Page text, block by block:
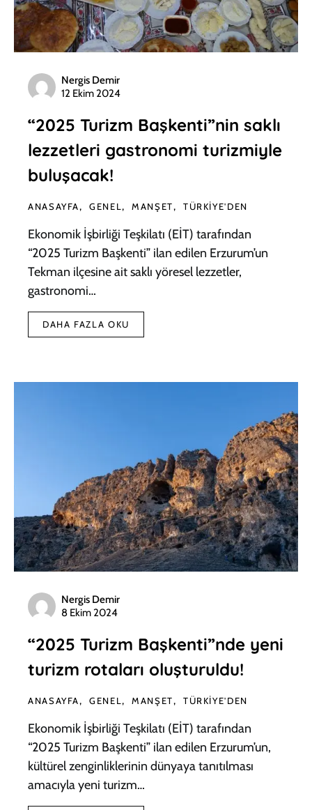
Nergis Demir
12 Ekim 2024
“2025 Turizm Başkenti”nin saklı
lezzetleri gastronomi turizmiyle
buluşacak!
ANASAYFA GENEL MANŞET TÜRKIYE'DEN
Ekonomik İşbirliği Teşkilatı (EİT) tarafından
“2025 Turizm Başkenti” ilan edilen Erzurum’un
Tekman ilçesine ait saklı yöresel lezzetler,
gastronomi…
DAHA FAZLA OKU
Nergis Demir
8 Ekim 2024
“2025 Turizm Başkenti”nde yeni
turizm rotaları oluşturuldu!
ANASAYFA GENEL MANŞET TÜRKIYE'DEN
Ekonomik İşbirliği Teşkilatı (EİT) tarafından
“2025 Turizm Başkenti” ilan edilen Erzurum’un,
kültürel zenginliklerinin dünyaya tanıtılması
amacıyla yeni turizm…